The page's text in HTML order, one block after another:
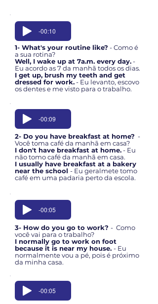
-00:10
1- What's your routine like? - Como é
a sua rotina?
Well, I wake up at 7a.m. every day.-
Eu acordo as 7 da manhã todos os dias.
I get up, brush my teeth and get
dressed for work.- Eu levanto, escovo
os dentes e me visto para o trabalho.
-00:09
2- Do you have breakfast at home? -
Você toma café da manhã em casa?
I don't have breakfast at home.- Eu
não tomo café da manhã em casa.
I usually have breakfast at a bakery
near the school - Eu geralmete tomo
café em uma padaria perto da escola.
-00:05
3- How do you go to work? - Como
você vai para o trabalho?
I normally go to work on foot
because it is near my house. - Eu
normalmente vou a pé, pois é próximo
da minha casa.
-00:05